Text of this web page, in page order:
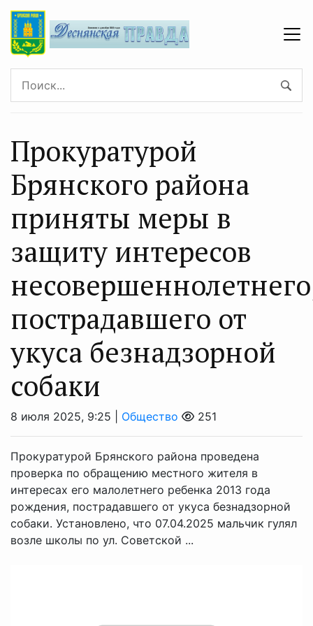
Прокуратурой
Брянского района
приняты меры в
защиту интересов
пострадавшего от
укуса безнадзорной
собаки
8 июля 2025, 9:25 | Общество 251
Прокуратурой Брянского района проведена
проверка по обращению местного жителя в
интересах его малолетнего ребенка 2013 года
рождения, пострадавшего от укуса безнадзорной
собаки. Установлено, что 07.04.2025 мальчик гулял
возле школы по ул. Советской ...